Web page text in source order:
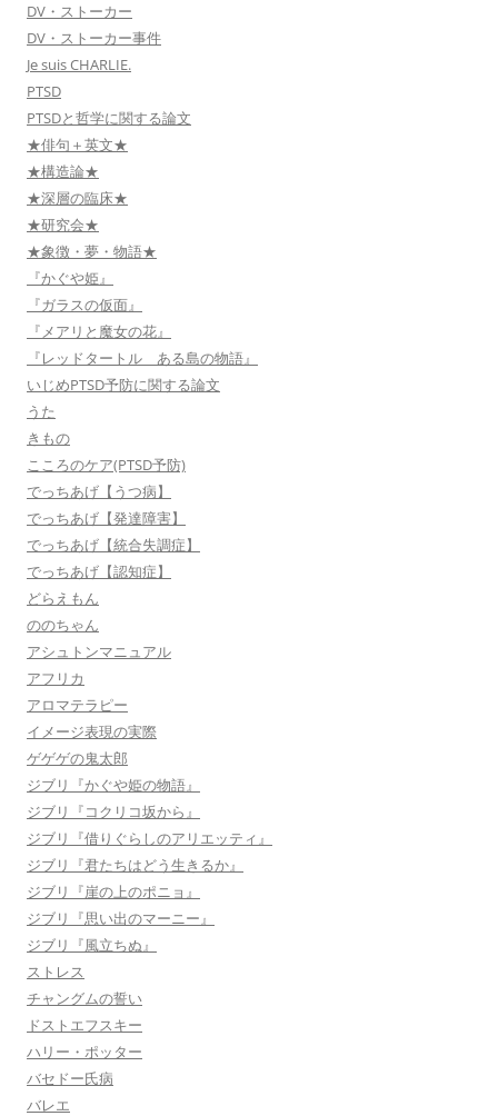
DV・ストーカー
DV・ストーカー事件
Je suis CHARLIE.
PTSD
PTSDと哲学に関する論文
★俳句＋英文★
★構造論★
★深層の臨床★
★研究会★
★象徴・夢・物語★
『かぐや姫』
『ガラスの仮面』
『メアリと魔女の花』
『レッドタートル ある島の物語』
いじめPTSD予防に関する論文
うた
きもの
こころのケア(PTSD予防)
でっちあげ【うつ病】
でっちあげ【発達障害】
でっちあげ【統合失調症】
でっちあげ【認知症】
どらえもん
ののちゃん
アシュトンマニュアル
アフリカ
アロマテラピー
イメージ表現の実際
ゲゲゲの鬼太郎
ジブリ『かぐや姫の物語』
ジブリ『コクリコ坂から』
ジブリ『借りぐらしのアリエッティ』
ジブリ『君たちはどう生きるか』
ジブリ『崖の上のポニョ』
ジブリ『思い出のマーニー』
ジブリ『風立ちぬ』
ストレス
チャングムの誓い
ドストエフスキー
ハリー・ポッター
バセドー氏病
バレエ